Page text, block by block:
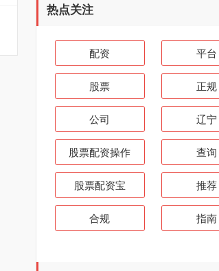
热点关注
配资 平台
股票 正规
公司 辽宁
股票配资操作 查询
股票配资宝 推荐
合规 指南